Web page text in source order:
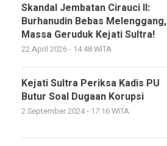
Skandal Jembatan Cirauci II:
Burhanudin Bebas Melenggang,
Massa Geruduk Kejati Sultra!
22 April 2026 - 14:48 WITA
Kejati Sultra Periksa Kadis PU
Butur Soal Dugaan Korupsi
2 September 2024 - 17:16 WITA